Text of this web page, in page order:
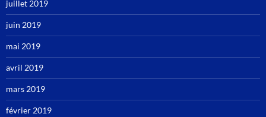
juillet 2019
juin 2019
mai 2019
avril 2019
mars 2019
février 2019